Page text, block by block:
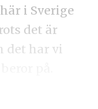
i Sverige
det är
det har vi